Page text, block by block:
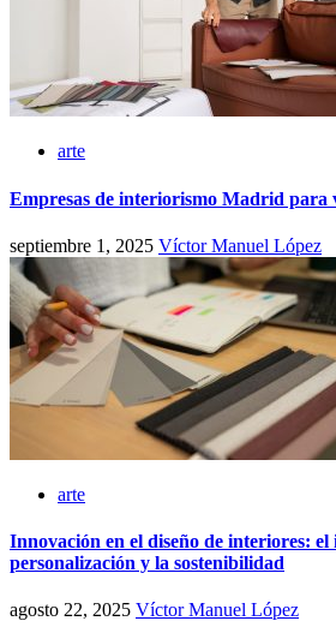
arte
Empresas de interiorismo Madrid para
septiembre 1, 2025 Víctor Manuel López
arte
Innovación en el diseño de interiores: el
personalización y la sostenibilidad
agosto 22, 2025 Víctor Manuel López